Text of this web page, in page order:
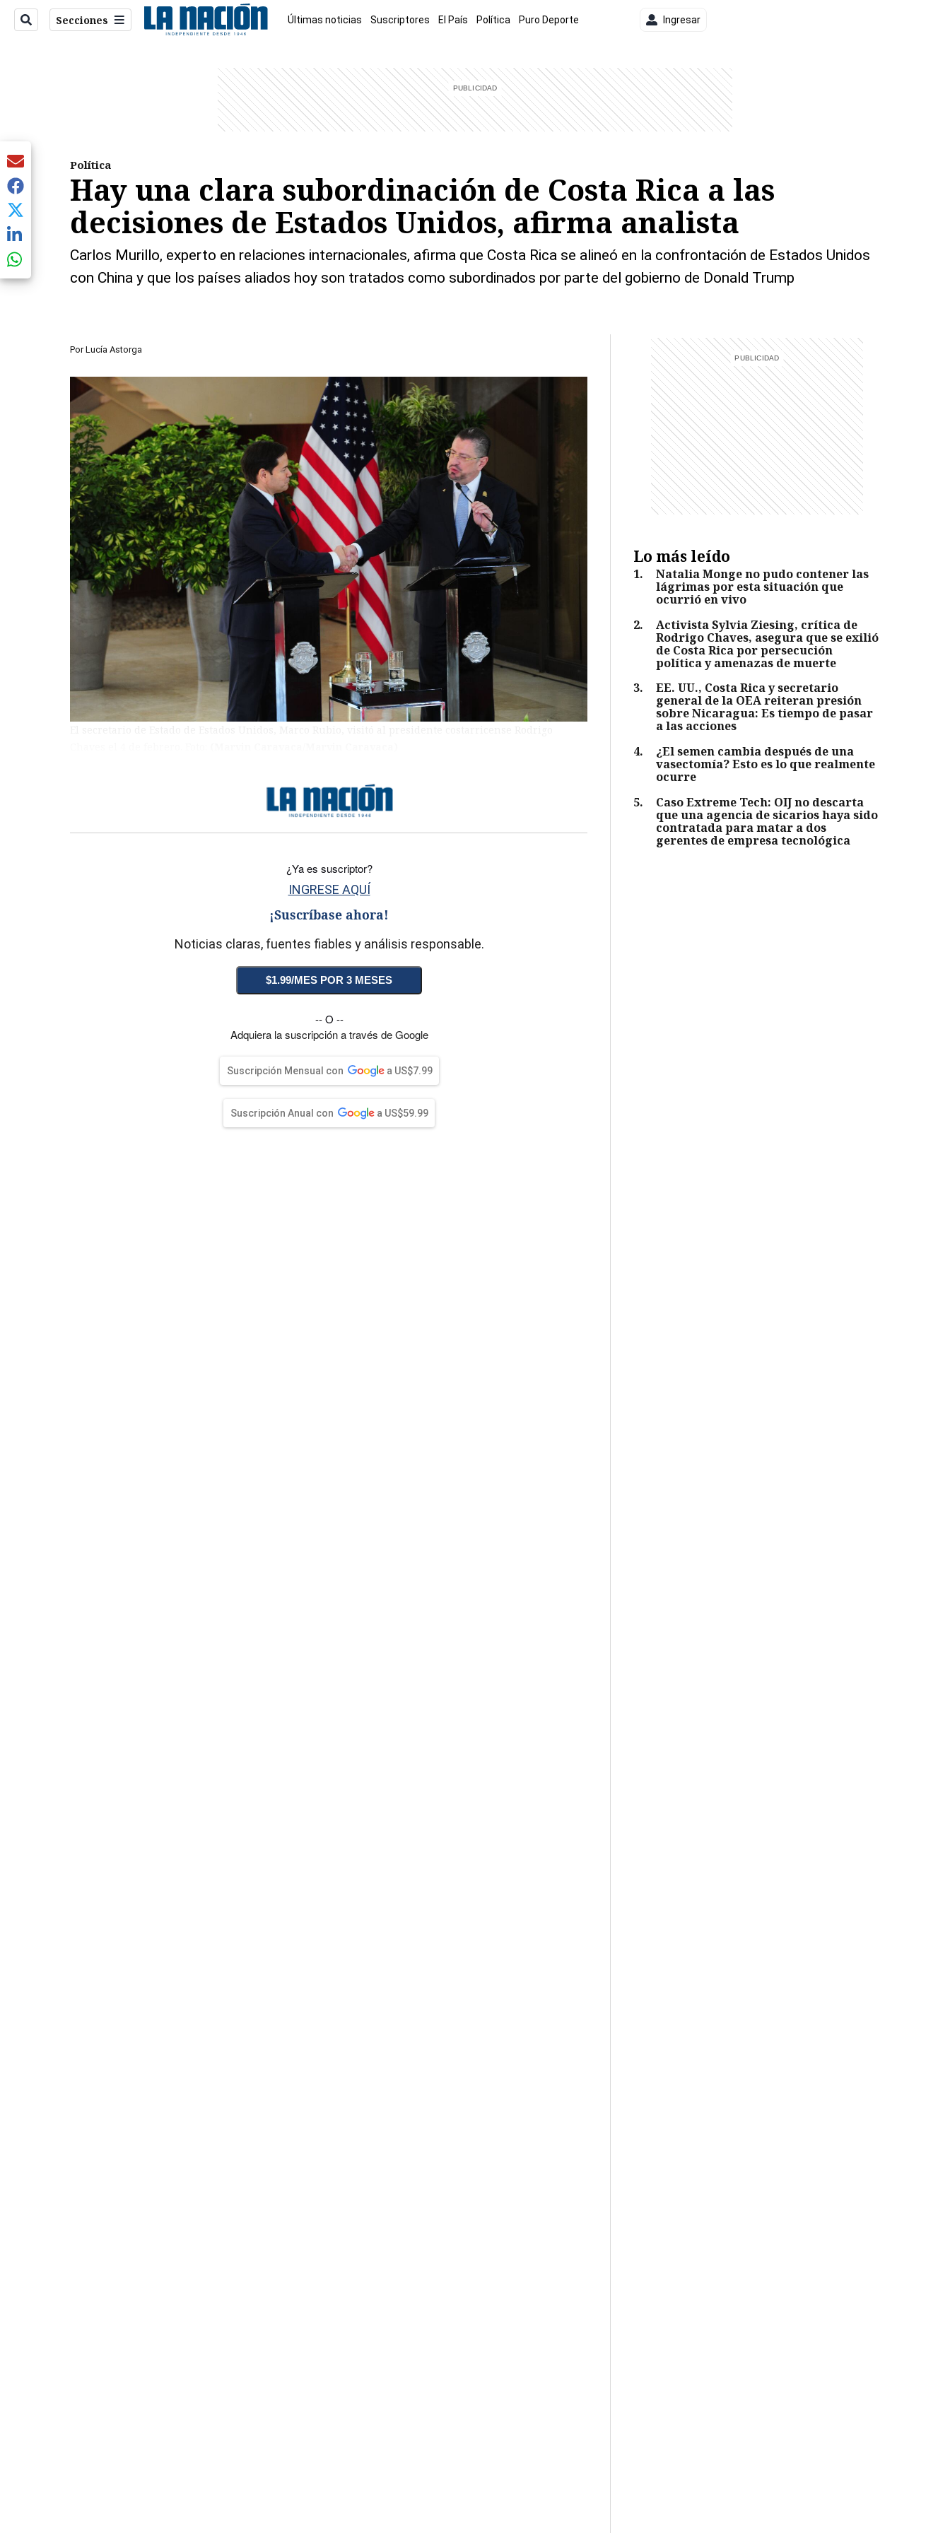
Secciones Últimas noticias Suscriptores El País Política Puro Deporte Ingresar
Política
Hay una clara subordinación de Costa Rica a las
decisiones de Estados Unidos, afirma analista
Carlos Murillo, experto en relaciones internacionales, afirma que Costa Rica se alineó en la confrontación de Estados Unidos
con China y que los países aliados hoy son tratados como subordinados por parte del gobierno de Donald Trump
Por Lucía Astorga
Lo más leído
1.
Natalia Monge no pudo contener las
lágrimas por esta situación que
ocurrió en vivo
2.
Activista Sylvia Ziesing, crítica de
Rodrigo Chaves, asegura que se exilió
de Costa Rica por persecución
política y amenazas de muerte
3.
EE. UU., Costa Rica y secretario
general de la OEA reiteran presión
sobre Nicaragua: Es tiempo de pasar
a las acciones
4.
¿El semen cambia después de una
vasectomía? Esto es lo que realmente
ocurre
5.
Caso Extreme Tech: OIJ no descarta
que una agencia de sicarios haya sido
contratada para matar a dos
gerentes de empresa tecnológica